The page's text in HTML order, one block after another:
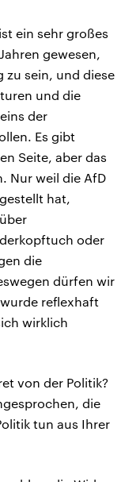
ein sehr großes
gewesen,
sein, und diese
und die
der
Es gibt
Seite, aber das
Nur weil die AfD
hat,
oder
die
dürfen wir
reflexhaft
wirklich
von der Politik?
die
tun aus Ihrer